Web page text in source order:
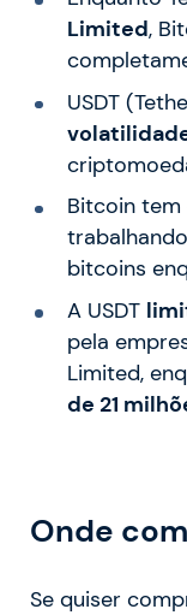
Limited,
USDT
Bitcoin tem
bitcoins
A USDT
pela
Limited,
de 21
Onde
Se quiser